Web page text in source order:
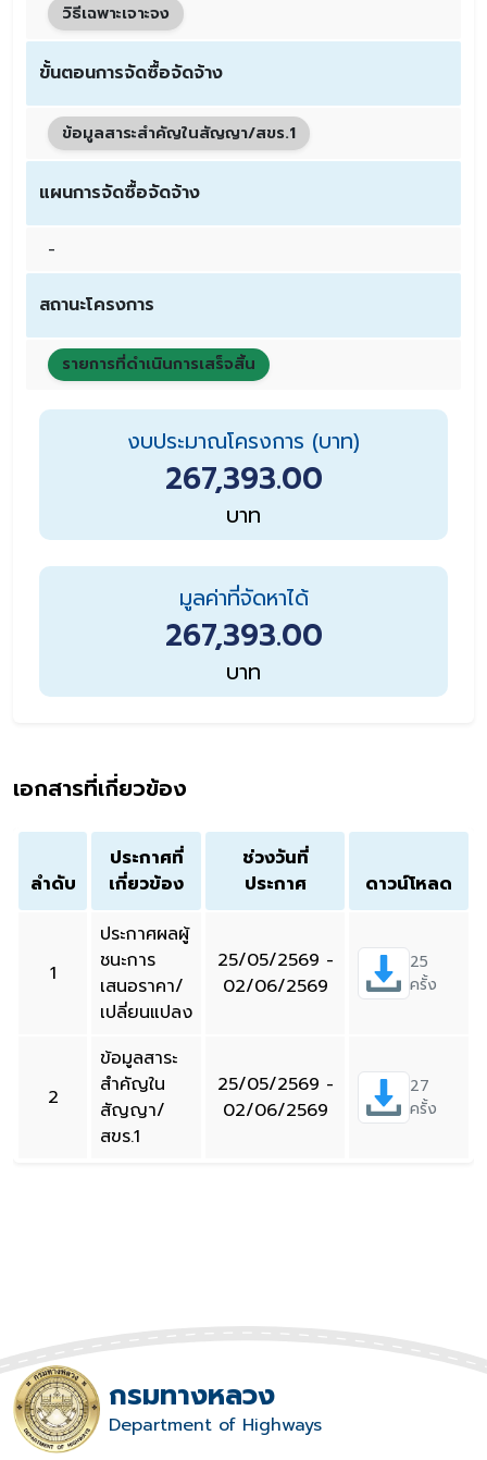
วิธีเฉพาะเจาะจง
ขั้นตอนการจัดซื้อจัดจ้าง
ข้อมูลสาระสำคัญในสัญญา/สขร.1
แผนการจัดซื้อจัดจ้าง
-
สถานะโครงการ
รายการที่ดำเนินการเสร็จสิ้น
งบประมาณโครงการ (บาท)
267,393.00
บาท
มูลค่าที่จัดหาได้
267,393.00
บาท
เอกสารที่เกี่ยวข้อง
ลำดับ
ประกาศที่
เกี่ยวข้อง
ช่วงวันที่
ประกาศ
ดาวน์โหลด
1
ประกาศผลผู้
ชนะการ
เสนอราคา/
เปลี่ยนแปลง
25/05/2569 -
02/06/2569
25
ครั้ง
2
ข้อมูลสาระ
สำคัญใน
สัญญา/
สขร.1
25/05/2569 -
02/06/2569
27
ครั้ง
กรมทางหลวง
Department of Highways